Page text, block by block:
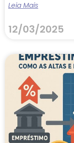
Leia Mais
12/03/2025